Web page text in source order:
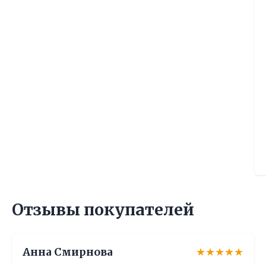
Отзывы покупателей
Анна Смирнова
★★★★★